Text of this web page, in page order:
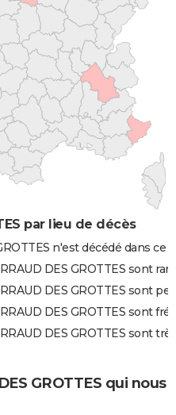
par lieu de décès
n'est décédé dans ce
DES GROTTES sont
DES GROTTES sont
DES GROTTES sont
DES GROTTES sont
GROTTES qui nous